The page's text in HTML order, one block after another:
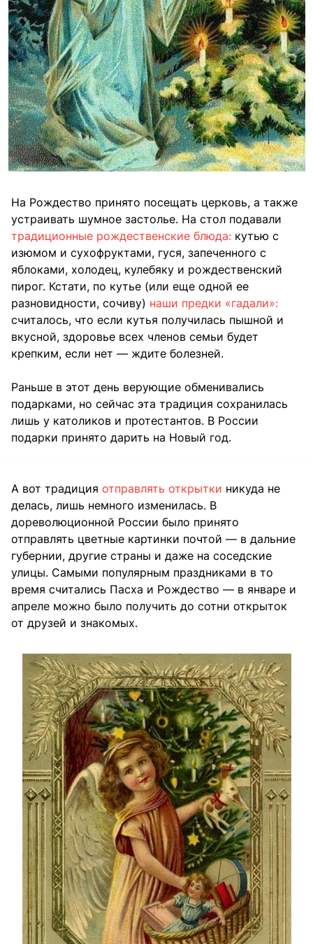
На Рождество принято посещать церковь, а также
устраивать шумное застолье. На стол подавали
традиционные рождественские блюда: кутью с
изюмом и сухофруктами, гуся, запеченного с
яблоками, холодец, кулебяку и рождественский
пирог. Кстати, по кутье (или еще одной ее
разновидности, сочиву) наши предки «гадали»:
считалось, что если кутья получилась пышной и
вкусной, здоровье всех членов семьи будет
крепким, если нет — ждите болезней.
Раньше в этот день верующие обменивались
подарками, но сейчас эта традиция сохранилась
лишь у католиков и протестантов. В России
подарки принято дарить на Новый год.
А вот традиция отправлять открытки никуда не
делась, лишь немного изменилась. В
дореволюционной России было принято
отправлять цветные картинки почтой — в дальние
губернии, другие страны и даже на соседские
улицы. Самыми популярным праздниками в то
время считались Пасха и Рождество — в январе и
апреле можно было получить до сотни открыток
от друзей и знакомых.